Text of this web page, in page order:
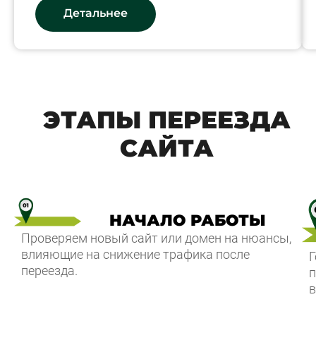
Детальнее
ЭТАПЫ ПЕРЕЕЗДА
САЙТА
НАЧАЛО РАБОТЫ
Проверяем новый сайт или домен на нюансы,
влияющие на снижение трафика после
переезда.